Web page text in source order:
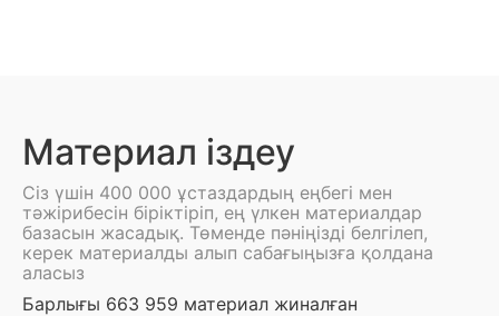
Материал іздеу
Сіз үшін 400 000 ұстаздардың еңбегі мен
тәжірибесін біріктіріп, ең үлкен материалдар
базасын жасадық. Төменде пәніңізді белгілеп,
керек материалды алып сабағыңызға қолдана
аласыз
Барлығы 663 959 материал жиналған